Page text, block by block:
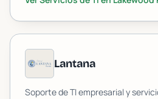
Lantana
Soporte de TI empresarial y